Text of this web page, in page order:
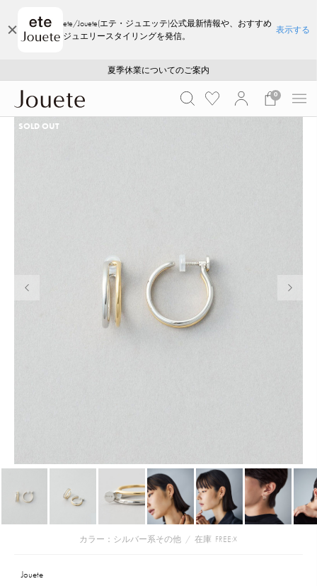
ete/Jouete(エテ・ジュエッテ)公式最新情報や、おすすめ
ジュエリースタイリングを発信。
表示する
採用のご案内
ご注文いただいたお品物のお届け状況について
夏季休業についてのご案内
WEB LIMITED ITEMS >>
採用のご案内
ご注文いただいたお品物のお届け状況について
0
カラー：シルバー系その他 / 在庫 FREE:☓
SOLD OUT
Jouete